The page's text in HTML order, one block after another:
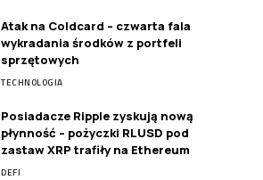
Atak na Coldcard – czwarta fala
wykradania środków z portfeli
sprzętowych
TECHNOLOGIA
Posiadacze Ripple zyskują nową
płynność – pożyczki RLUSD pod
zastaw XRP trafiły na Ethereum
DEFI